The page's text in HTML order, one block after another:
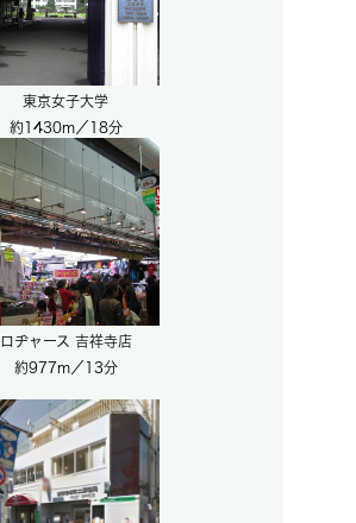
東京女子大学
約1430m／18分
ロヂャース 吉祥寺店
約977m／13分